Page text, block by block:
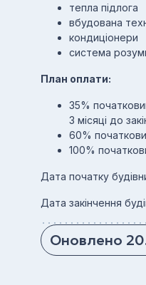
тепла підлога
вбудована
кондиціонери
система
План оплати:
35%
3 місяці до
60%
100%
Дата початку
Дата закінчення
Оновлено